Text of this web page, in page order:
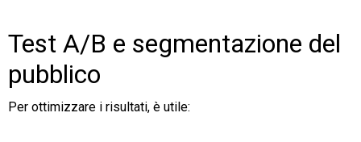
Test A/B e segmentazione del
pubblico
Per ottimizzare i risultati, è utile: